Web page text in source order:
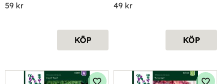
59 kr
KÖP
49 kr
KÖP